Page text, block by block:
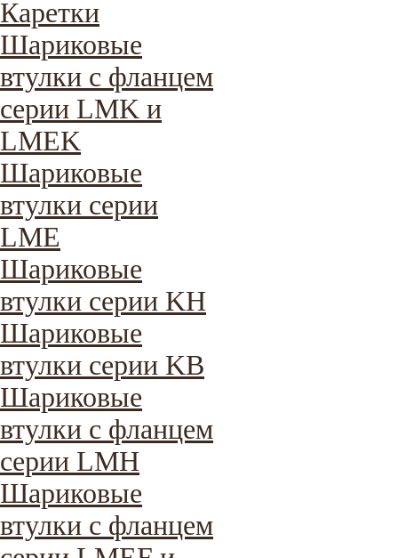
Каретки
Шариковые
втулки с фланцем
серии LMK и
LMEK
Шариковые
втулки серии
LME
Шариковые
втулки серии KH
Шариковые
втулки серии KB
Шариковые
втулки с фланцем
серии LMH
Шариковые
втулки с фланцем